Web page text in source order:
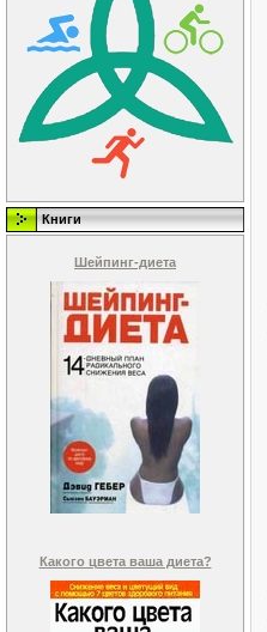
Книги
Шейпинг-диета
Какого цвета ваша диета?